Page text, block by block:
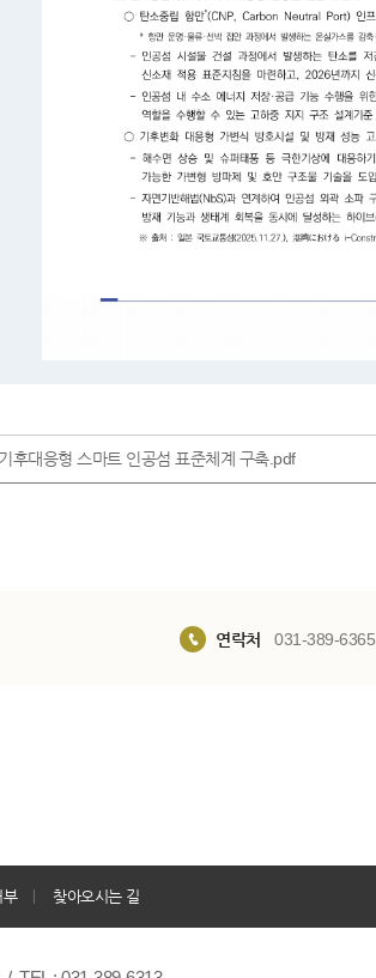
후대응형 스마트 인공섬 표준체계 구축.pdf
연락처 031-389-6365
부 찾아오시는 길